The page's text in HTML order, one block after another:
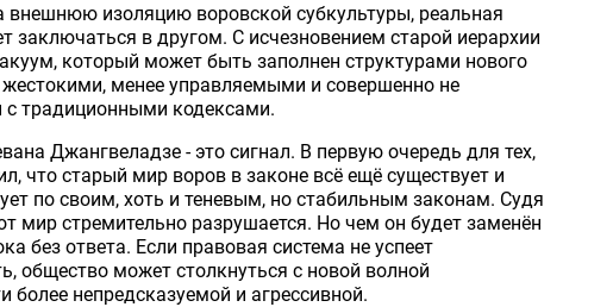
внешнюю изоляцию воровской субкультуры, реальная
заключаться в другом. С исчезновением старой иерархии
который может быть заполнен структурами нового
жестокими, менее управляемыми и совершенно не
традиционными кодексами.
Джангвеладзе - это сигнал. В первую очередь для тех,
что старый мир воров в законе всё ещё существует и
по своим, хоть и теневым, но стабильным законам. Судя
мир стремительно разрушается. Но чем он будет заменён
без ответа. Если правовая система не успеет
общество может столкнуться с новой волной
более непредсказуемой и агрессивной.